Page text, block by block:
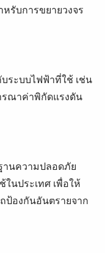
รับการขยายวงจร
ระบบไฟฟ้าที่ใช้ เช่น
รณาค่าพิกัดแรงดัน
านความปลอดภัย
ในประเทศ เพื่อให้
องกันอันตรายจาก